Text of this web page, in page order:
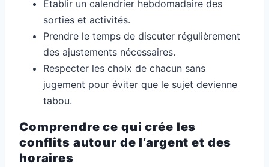
Établir un calendrier hebdomadaire des
sorties et activités.
Prendre le temps de discuter régulièrement
des ajustements nécessaires.
Respecter les choix de chacun sans
jugement pour éviter que le sujet devienne
tabou.
Comprendre ce qui crée les
conflits autour de l’argent et des
horaires